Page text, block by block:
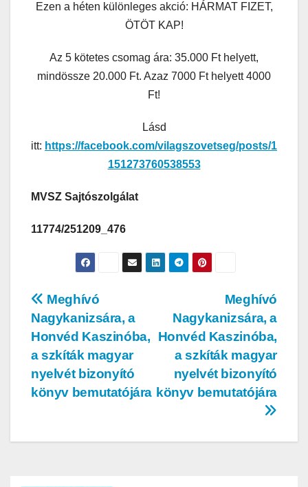
Ezen a héten különleges akció: HÁRMAT FIZET,
ÖTÖT KAP!
Az 5 kötetes csomag ára: 35.000 Ft helyett,
mindössze 20.000 Ft. Azaz 7000 Ft helyett 4000
Ft!
Lásd
itt: https://facebook.com/vilagszovetseg/posts/1
151273760538553
MVSZ Sajtószolgálat
11774/251209_476
Meghívó
Nagykanizsára, a
Honvéd Kaszinóba,
a szkíták magyar
nyelvét bizonyító
könyv bemutatójára
Meghívó
Nagykanizsára, a
Honvéd Kaszinóba,
a szkíták magyar
nyelvét bizonyító
könyv bemutatójára